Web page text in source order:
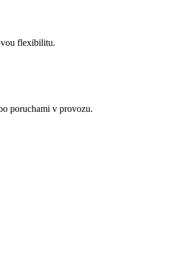
flexibilitu.
poruchami v provozu.